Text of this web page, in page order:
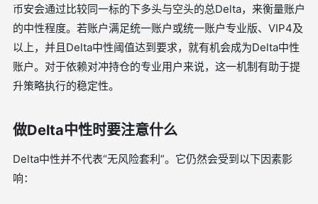
币安会通过比较同一标的下多头与空头的总Delta，来衡量账户
的中性程度。若账户满足统一账户或统一账户专业版、VIP4及
以上，并且Delta中性阈值达到要求，就有机会成为Delta中性
账户。对于依赖对冲持仓的专业用户来说，这一机制有助于提
升策略执行的稳定性。
做Delta中性时要注意什么
Delta中性并不代表“无风险套利”。它仍然会受到以下因素影
响：